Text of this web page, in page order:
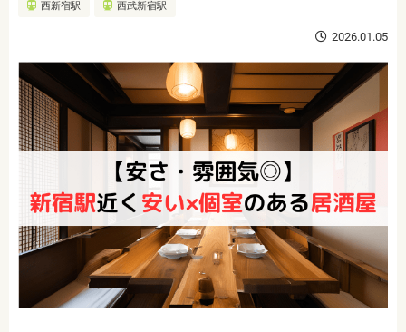
おでかけ
生活
西新宿駅 西武新宿駅
2026.01.05